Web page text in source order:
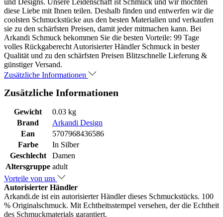
und Designs. Unsere Leidenschaft ist Schmuck und wir möchten
diese Liebe mit Ihnen teilen. Deshalb finden und entwerfen wir die
coolsten Schmuckstücke aus den besten Materialien und verkaufen
sie zu den schärfsten Preisen, damit jeder mitmachen kann. Bei
Arkandi Schmuck bekommen Sie die besten Vorteile: 99 Tage
volles Rückgaberecht Autorisierter Händler Schmuck in bester
Qualität und zu den schärfsten Preisen Blitzschnelle Lieferung &
günstiger Versand.
Zusätzliche Informationen
Zusätzliche Informationen
Gewicht
0.03 kg
Brand
Arkandi Design
Ean
5707968436586
Farbe
In Silber
Geschlecht
Damen
Altersgruppe adult
Vorteile von uns
Autorisierter Händler
Arkandi.de ist ein autorisierter Händler dieses Schmuckstücks. 100
% Originalschmuck. Mit Echtheitsstempel versehen, der die Echtheit
des Schmuckmaterials garantiert.